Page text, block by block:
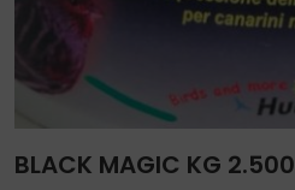
BLACK MAGIC KG 2.500